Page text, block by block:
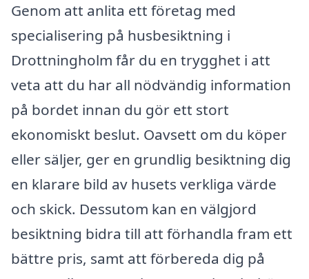
Genom att anlita ett företag med
specialisering på husbesiktning i
Drottningholm får du en trygghet i att
veta att du har all nödvändig information
på bordet innan du gör ett stort
ekonomiskt beslut. Oavsett om du köper
eller säljer, ger en grundlig besiktning dig
en klarare bild av husets verkliga värde
och skick. Dessutom kan en välgjord
besiktning bidra till att förhandla fram ett
bättre pris, samt att förbereda dig på